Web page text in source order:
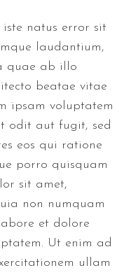
iste natus error sit
laudantium,
quae ab illo
beatae vitae
ipsam voluptatem
odit aut fugit, sed
eos qui ratione
porro quisquam
sit amet,
non numquam
et dolore
Ut enim ad
ullam